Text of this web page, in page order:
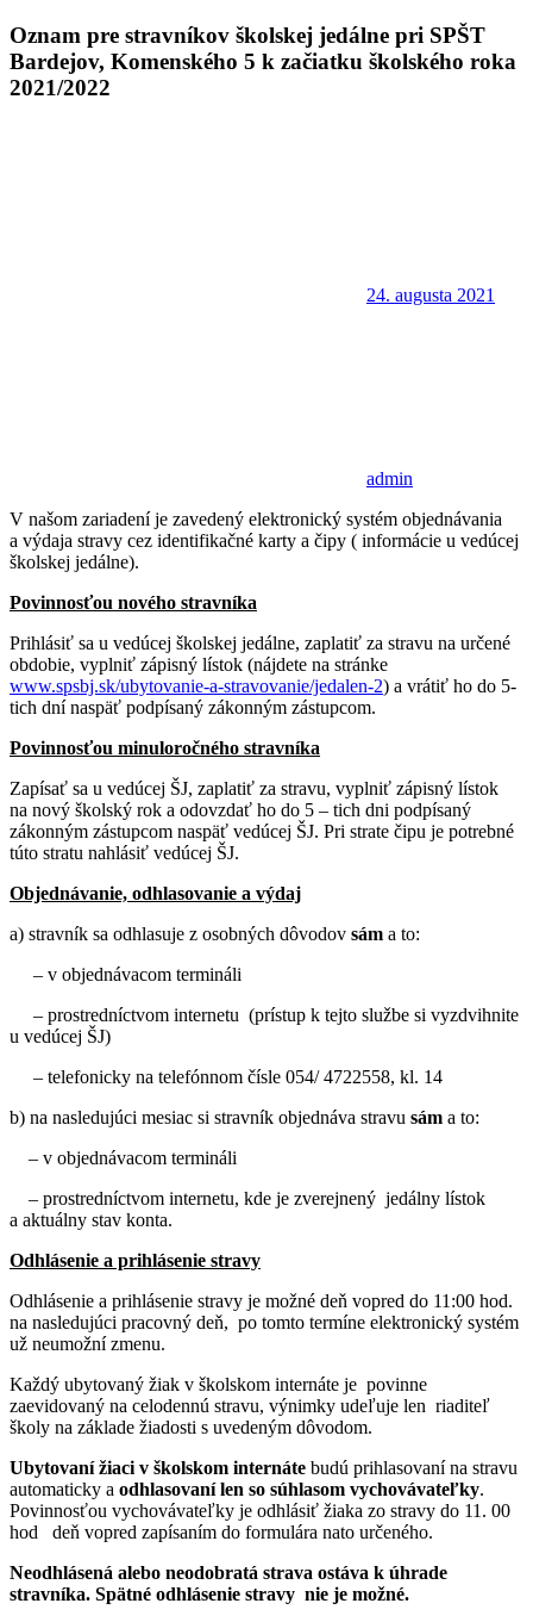
Oznam pre stravníkov školskej jedálne pri SPŠT
Bardejov, Komenského 5 k začiatku školského roka
2021/2022
24. augusta 2021
admin
V našom zariadení je zavedený elektronický systém objednávania
a výdaja stravy cez identifikačné karty a čipy ( informácie u vedúcej
školskej jedálne).
Povinnosťou nového stravníka
Prihlásiť sa u vedúcej školskej jedálne, zaplatiť za stravu na určené
obdobie, vyplniť zápisný lístok (nájdete na stránke
www.spsbj.sk/ubytovanie-a-stravovanie/jedalen-2) a vrátiť ho do 5-
tich dní naspäť podpísaný zákonným zástupcom.
Povinnosťou minuloročného stravníka
Zapísať sa u vedúcej ŠJ, zaplatiť za stravu, vyplniť zápisný lístok
na nový školský rok a odovzdať ho do 5 – tich dni podpísaný
zákonným zástupcom naspäť vedúcej ŠJ. Pri strate čipu je potrebné
túto stratu nahlásiť vedúcej ŠJ.
Objednávanie, odhlasovanie a výdaj
a) stravník sa odhlasuje z osobných dôvodov sám a to:
– v objednávacom termináli
– prostredníctvom internetu (prístup k tejto službe si vyzdvihnite
u vedúcej ŠJ)
– telefonicky na telefónnom čísle 054/ 4722558, kl. 14
b) na nasledujúci mesiac si stravník objednáva stravu sám a to:
– v objednávacom termináli
– prostredníctvom internetu, kde je zverejnený jedálny lístok
a aktuálny stav konta.
Odhlásenie a prihlásenie stravy
Odhlásenie a prihlásenie stravy je možné deň vopred do 11:00 hod.
na nasledujúci pracovný deň, po tomto termíne elektronický systém
už neumožní zmenu.
Každý ubytovaný žiak v školskom internáte je povinne
zaevidovaný na celodennú stravu, výnimky udeľuje len riaditeľ
školy na základe žiadosti s uvedeným dôvodom.
Ubytovaní žiaci v školskom internáte budú prihlasovaní na stravu
automaticky a odhlasovaní len so súhlasom vychovávateľky.
Povinnosťou vychovávateľky je odhlásiť žiaka zo stravy do 11. 00
hod deň vopred zapísaním do formulára nato určeného.
Neodhlásená alebo neodobratá strava ostáva k úhrade
stravníka. Spätné odhlásenie stravy nie je možné.